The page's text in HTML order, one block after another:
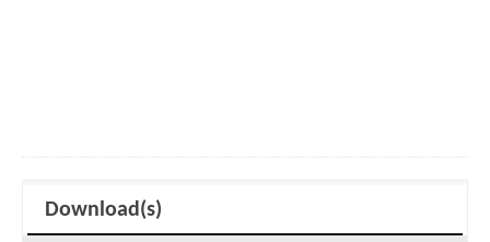
Download(s)